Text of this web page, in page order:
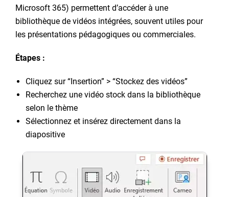
Microsoft 365) permettent d’accéder à une
bibliothèque de vidéos intégrées, souvent utiles pour
les présentations pédagogiques ou commerciales.
Étapes :
Cliquez sur “Insertion” > “Stockez des vidéos”
Recherchez une vidéo stock dans la bibliothèque
selon le thème
Sélectionnez et insérez directement dans la
diapositive